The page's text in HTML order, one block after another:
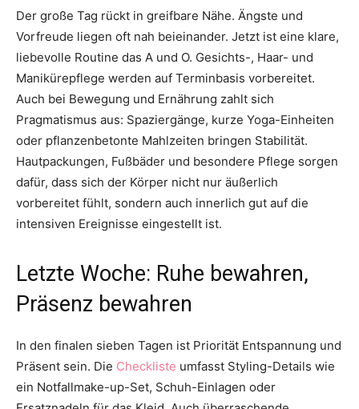
Der große Tag rückt in greifbare Nähe. Ängste und
Vorfreude liegen oft nah beieinander. Jetzt ist eine klare,
liebevolle Routine das A und O. Gesichts-, Haar- und
Manikürepflege werden auf Terminbasis vorbereitet.
Auch bei Bewegung und Ernährung zahlt sich
Pragmatismus aus: Spaziergänge, kurze Yoga-Einheiten
oder pflanzenbetonte Mahlzeiten bringen Stabilität.
Hautpackungen, Fußbäder und besondere Pflege sorgen
dafür, dass sich der Körper nicht nur äußerlich
vorbereitet fühlt, sondern auch innerlich gut auf die
intensiven Ereignisse eingestellt ist.
Letzte Woche: Ruhe bewahren,
Präsenz bewahren
In den finalen sieben Tagen ist Priorität Entspannung und
Präsent sein. Die Checkliste umfasst Styling-Details wie
ein Notfallmake-up-Set, Schuh-Einlagen oder